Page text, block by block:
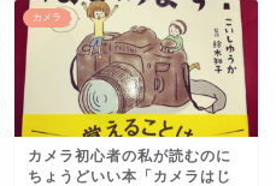
カメラ
カメラ初心者の私が読むのに
ちょうどいい本「カメラはじ